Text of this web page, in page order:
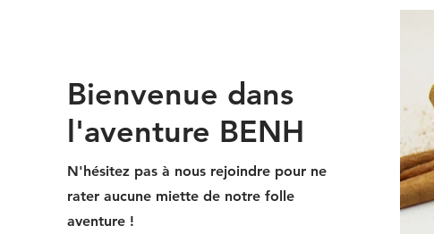
Bienvenue dans
l'aventure BENH
N'hésitez pas à nous rejoindre pour ne
rater aucune miette de notre folle
aventure !